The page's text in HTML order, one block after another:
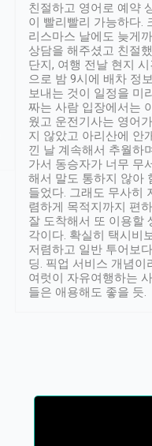
친절하고 영어로 예약
이 빨리빨리 가능하다.
리스마스 날에도 늦게까
상담을 해주셨고 친절
단지, 여행 전날 현지
으로 밤 9시에 배차 정
보내는 것이 일정을 미리
짜는 사람 입장에서는
웠고 운전기사는 영어
지 않았고 아리산에 안
낀 날 계속해서 추월하
가서 동승자가 너무 무
해서 말도 통하지 않아
들었다. 그래도 무사히
렴하게 목적지까지 편하
잘 도착해서 또 이용할
각이다. 확실히 택시비
저렴하고 일반 투어보
딩. 픽업 서비스 개념이
여럿이 자유여행하는
들은 애용해도 좋을 듯.